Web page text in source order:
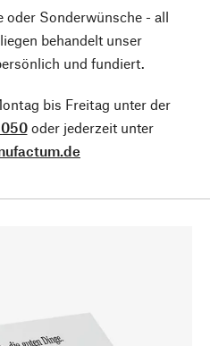
oder Sonderwünsche - all
behandelt unser
und fundiert.
bis Freitag unter der
oder jederzeit unter